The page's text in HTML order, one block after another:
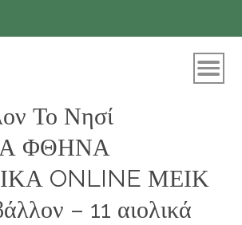
Το Νησί
ΦΘΗΝΑ
ONLINE ΜΕΙΚ
– 11 αιολικά